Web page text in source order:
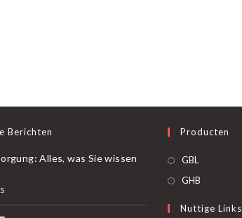
Berichten
Alles, was Sie wissen
Producten
GBL
in
nieuw
GHB
een
Nuttige Links